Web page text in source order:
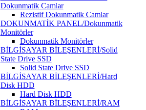
Dokunmatik Camlar
Rezistif Dokunmatik Camlar
DOKUNMATİK PANEL/Dokunmatik
Monitörler
Dokunmatik Monitörler
BİLGİSAYAR BİLEŞENLERİ/Solid
State Drive SSD
Solid State Drive SSD
BİLGİSAYAR BİLEŞENLERİ/Hard
Disk HDD
Hard Disk HDD
BİLGİSAYAR BİLEŞENLERİ/RAM